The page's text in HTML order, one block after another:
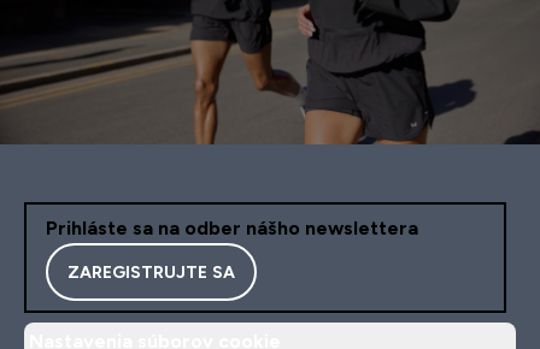
Prihláste sa na odber nášho newslettera
ZAREGISTRUJTE SA